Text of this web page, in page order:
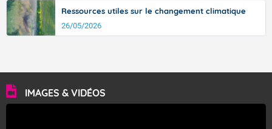
Ressources utiles sur le changement climatique
26/05/2026
IMAGES & VIDÉOS